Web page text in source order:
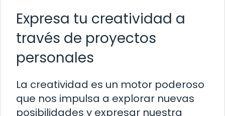
Expresa tu creatividad a
través de proyectos
personales
La creatividad es un motor poderoso
que nos impulsa a explorar nuevas
posibilidades y expresar nuestra